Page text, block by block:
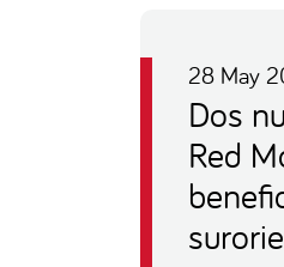
28 May
Dos
Red